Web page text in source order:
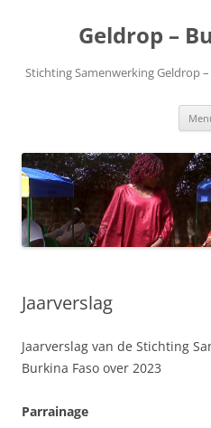
Geldrop –
Stichting Samenwerking Geldrop
Jaarverslag
Jaarverslag van de Stichting
Burkina Faso over 2023
Parrainage